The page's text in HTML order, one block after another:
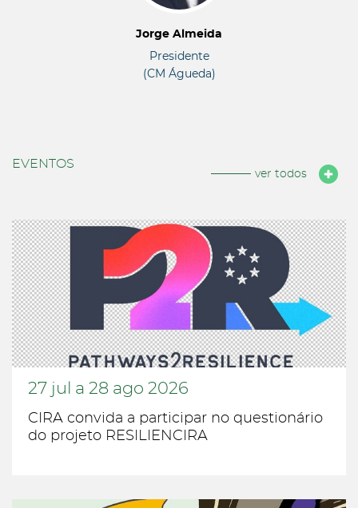
Jorge Almeida
Presidente
(CM Águeda)
EVENTOS
ver todos
27 jul a 28 ago 2026
CIRA convida a participar no questionário
do projeto RESILIENCIRA